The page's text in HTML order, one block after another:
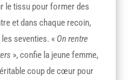
le tissu pour former des
et dans chaque recoin,
seventies. « On rentre
», confie la jeune femme,
coup de cœur pour